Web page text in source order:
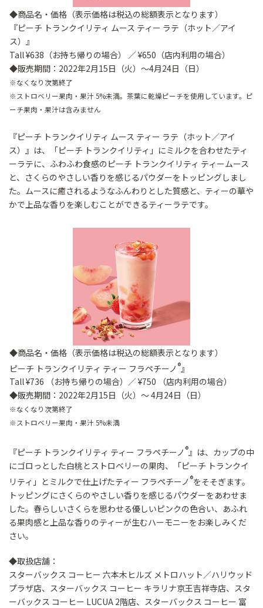
◆商品名・価格（表示価格は税込の総額表示となります）
『ピーチ トランクイリティ ムース ティー ラテ（ホット／アイ
ス）』
Tall ¥638（お持ち帰りの場合） ／ ¥650（店内利用の場合）
◆販売期間：2022年2月15日（火）～4月24日（日）
※なくなり次第終了
※ストロベリー果肉・果汁 5%未満。茶葉に乾燥ピーチを使用しています。ピ
ーチ果肉・果汁は含みません
『ピーチ トランクイリティ ムース ティー ラテ（ホット／アイ
ス）』は、「ピーチ トランクイリティ」にミルクを合わせたティ
ーラテに、ふわふわ食感のピーチ トランクイリティ ティームース
と、さくらのやさしい香りを感じるパウダーをトッピングしまし
た。ムースに癒されるようなふんわりとした質感と、ティーの華や
かで上品な香りを楽しむことができるティーラテです。
◆商品名・価格（表示価格は税込の総額表示となります）
ピーチ トランクイリティ ティー フラペチーノ ®』
Tall ¥736 （お持ち帰りの場合）／ ¥750 （店内利用の場合）
◆販売期間：2022年2月15日（火）～ 4月24日（日）
※なくなり次第終了
※ストロベリー果肉・果汁 5%未満
『ピーチ トランクイリティ ティー フラペチーノ ®』は、カップの中
にゴロっとした白桃とストロベリーの果肉、「ピーチ トランクイ
リティ」とミルクで仕上げたティー フラペチーノ ®をそそぎます。
トッピングにさくらのやさしい香りを感じるパウダーをあわせま
した。春らしいさくらを思わせる優しいピンクの色合い、あふれ
る果肉感と上品な香りのティーが生むハーモニーをお楽しみくだ
さい。
◆取扱店舗：
スターバックス コーヒー 六本木ヒルズ メトロハット／ハリウッド
プラザ店、スターバックス コーヒー キラリナ京王吉祥寺店、スタ
ーバックス コーヒー LUCUA 2階店、スターバックス コーヒー 富